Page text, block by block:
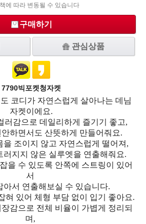
에 따라 변동될 수 있습니다
구매하기
관심상품
7790빅포켓청자켓
코디가 자연스럽게 살아나는 데님
자켓이에요.
러감으로 데일리하게 즐기기 좋고,
하면서도 산뜻하게 만들어줘요.
을 조이지 않고 자연스럽게 떨어져,
러지지 않은 실루엣을 연출해줘요.
을 수 있도록 안쪽에 스트링이 있어
서
아서 연출해보실 수 있습니다.
혀 있어 체형 부담 없이 입기 좋아요.
감으로 전체 비율이 가볍게 정리되
며,